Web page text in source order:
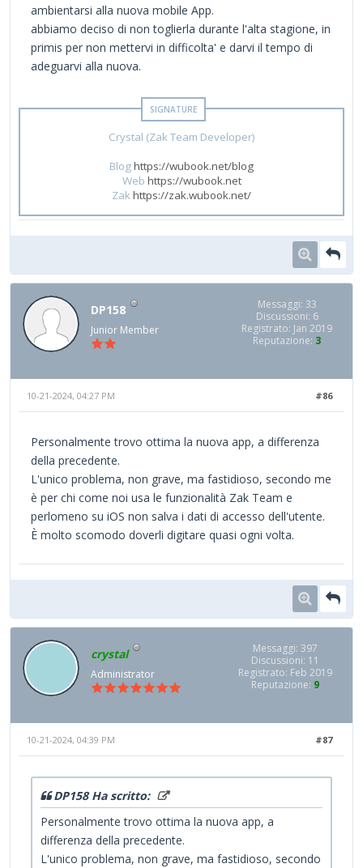
ambientarsi alla nuova mobile App.
abbiamo deciso di non toglierla durante l'alta stagione, in
primis per non mettervi in difficolta' e darvi il tempo di
adeguarvi alla nuova.
Crystal (Zak Team Developer)
Bloghttps://wubook.net/blog
Web https://wubook.net
Zakhttps://zak.wubook.net/
DP158
Junior Member
Messaggi: 33
Discussioni: 6
Registrato: Jan 2019
Reputazione: 3
#86
10-21-2024, 04:27 PM
Personalmente trovo ottima la nuova app, a differenza
della precedente.
L'unico problema, non grave, ma fastidioso, secondo me
è per chi come noi usa le funzionalità Zak Team e
perlomeno su iOS non salva i dati di accesso dell'utente.
È molto scomodo doverli digitare quasi ogni volta.
crystal
Administrator
Messaggi: 397
Discussioni: 11
Registrato: Feb 2019
Reputazione: 9
#87
10-21-2024, 04:39 PM
DP158 Ha scritto:
Personalmente trovo ottima la nuova app, a
differenza della precedente.
L'unico problema, non grave, ma fastidioso, secondo